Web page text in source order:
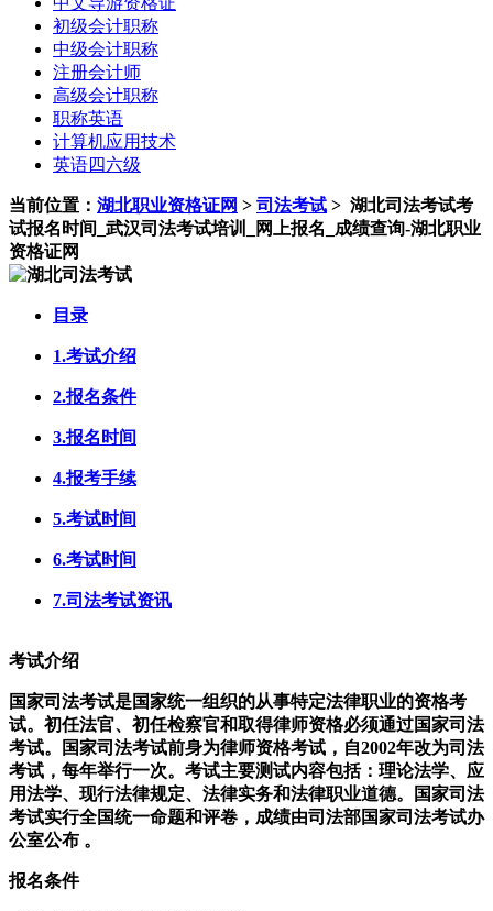
初级会计职称
中级会计职称
注册会计师
高级会计职称
职称英语
计算机应用技术
英语四六级
当前位置： 湖北职业资格证网 > 司法考试 > 湖北司法考试考
试报名时间_武汉司法考试培训_网上报名_成绩查询-湖北职业
资格证网
目录
1.考试介绍
2.报名条件
3.报名时间
4.报考手续
5.考试时间
6.考试时间
7.司法考试资讯
考试介绍
国家司法考试是国家统一组织的从事特定法律职业的资格考
试。初任法官、初任检察官和取得律师资格必须通过国家司法
考试。国家司法考试前身为律师资格考试，自2002年改为司法
考试，每年举行一次。考试主要测试内容包括：理论法学、应
用法学、现行法律规定、法律实务和法律职业道德。国家司法
考试实行全国统一命题和评卷，成绩由司法部国家司法考试办
公室公布 。
报名条件